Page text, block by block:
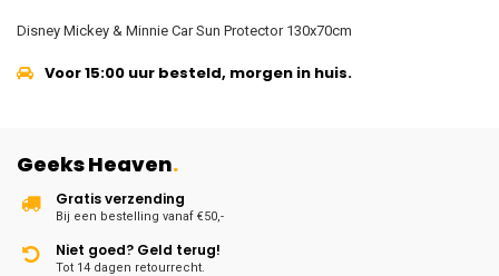
Disney Mickey & Minnie Car Sun Protector 130x70cm
Voor 15:00 uur besteld, morgen in huis.
Geeks Heaven.
Gratis verzending
Bij een bestelling vanaf €50,-
Niet goed? Geld terug!
Tot 14 dagen retourrecht.